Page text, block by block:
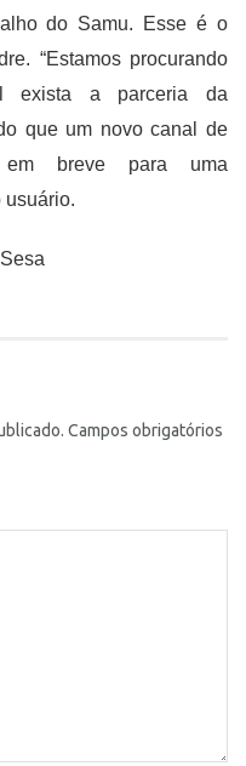
do Samu. Esse é o
“Estamos procurando
exista a parceria da
que um novo canal de
em breve para uma
usuário.
Campos obrigatórios